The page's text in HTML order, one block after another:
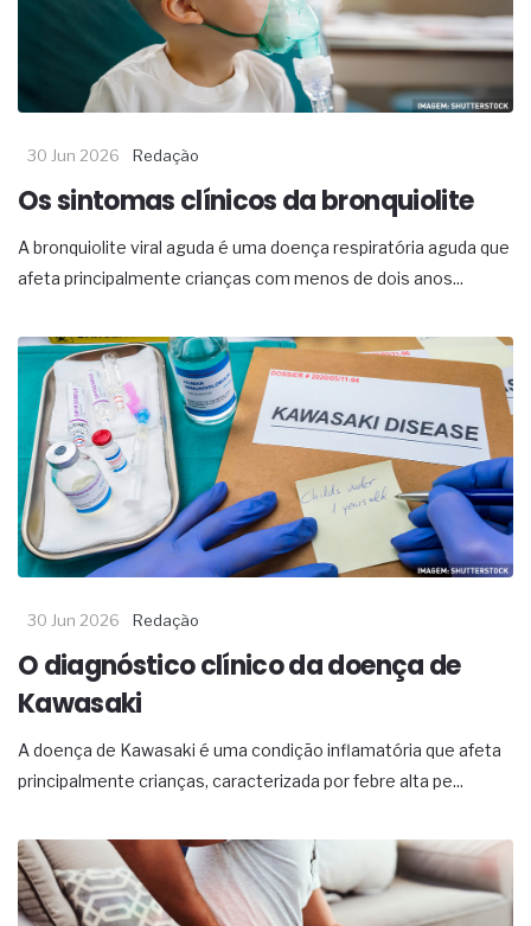
30 Jun 2026 Redação
Os sintomas clínicos da bronquiolite
A bronquiolite viral aguda é uma doença respiratória aguda que
afeta principalmente crianças com menos de dois anos...
30 Jun 2026 Redação
O diagnóstico clínico da doença de
Kawasaki
A doença de Kawasaki é uma condição inflamatória que afeta
principalmente crianças, caracterizada por febre alta pe...